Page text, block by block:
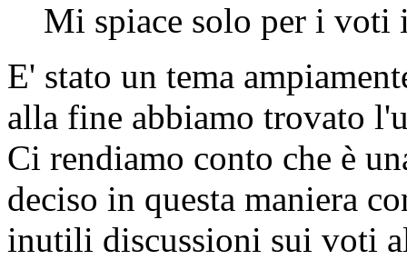
Mi spiace solo per i voti
E' stato un tema
alla fine abbiamo trovato
Ci rendiamo conto che è
deciso in questa maniera
inutili discussioni sui voti